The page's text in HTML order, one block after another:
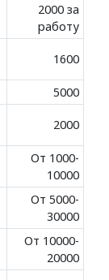
2000 за
работу
1600
5000
2000
От 1000-
10000
От 5000-
30000
От 10000-
20000